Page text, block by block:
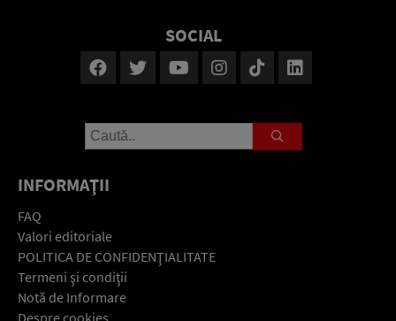
SOCIAL
INFORMAŢII
FAQ
Valori editoriale
POLITICA DE CONFIDENŢIALITATE
Termeni şi condiţii
Notă de Informare
Despre cookies